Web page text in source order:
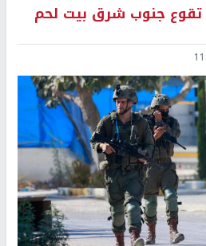
تقوع جنوب شرق بيت لحم